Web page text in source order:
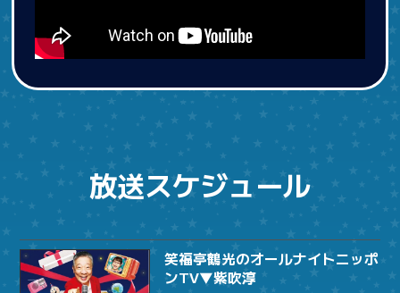
放送スケジュール
笑福亭鶴光のオールナイトニッポ
ンTV▼紫吹淳